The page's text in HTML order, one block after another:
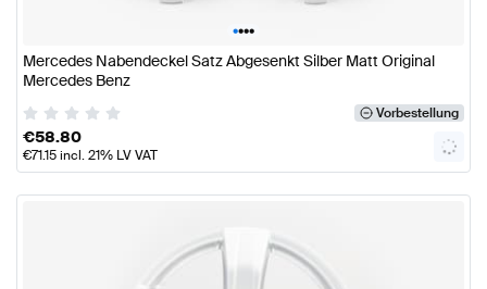
••••
Mercedes Nabendeckel Satz Abgesenkt Silber Matt Original
Mercedes Benz
Vorbestellung
€58.80
€71.15incl. 21% LV VAT